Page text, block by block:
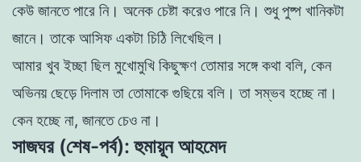
কেউজানতেপারে নি। অনেক চেষ্টা করেও পারে নি। শুধুপুষ্প খানিকটা
জানে।তাকে আসিফএকটা চিঠি লিখেছিল ।
আমার খুবইচ্ছা ছিল মুখােমুখি কিছুক্ষণ তােমার সঙ্গেকথা বলি, কেন
অভিনয়ছেড়েদিলামতা তােমাকে গুছিয়েবলি ।তা সম্ভব হচ্ছেনা ।
কেন হচ্ছেনা, জানতেচেও না ।
সাজঘর (শেষ-পর্ব): হুমায়ূন আহমেদ